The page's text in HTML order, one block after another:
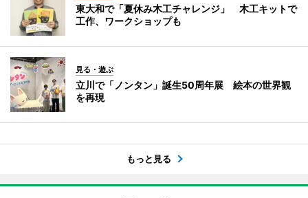
東大和で「夏休み木工チャレンジ」 木工キットで
工作、ワークショップも
見る・遊ぶ
立川で「ノンタン」誕生50周年展 絵本の世界観
を再現
もっと見る